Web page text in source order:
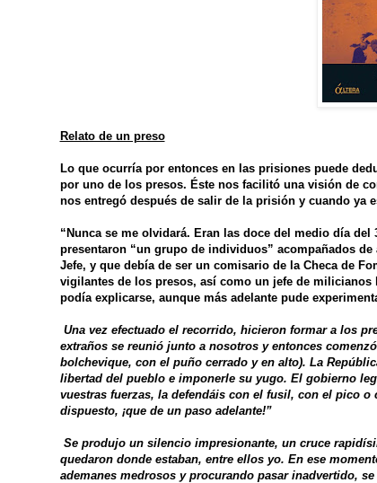
Relato de un preso
Lo que ocurría por entonces en las prisiones puede
por uno de los presos. Éste nos facilitó una visión de
nos entregó después de salir de la prisión y cuando ya
“Nunca se me olvidará. Eran las doce del medio día
presentaron “un grupo de individuos” acompañados
Jefe, y que debía de ser un comisario de la Checa de
vigilantes de los presos, así como un jefe de milicianos
podía explicarse, aunque más adelante pude
Una vez efectuado el recorrido, hicieron formar a los
extraños se reunió junto a nosotros y entonces
bolchevique, con el puño cerrado y en alto). La
libertad del pueblo e imponerle su yugo. El gobierno
vuestras fuerzas, la defendáis con el fusil, con el pico
dispuesto, ¡que de un paso adelante!”
Se produjo un silencio impresionante, un cruce
quedaron donde estaban, entre ellos yo. En ese
ademanes medrosos y procurando pasar inadvertido,